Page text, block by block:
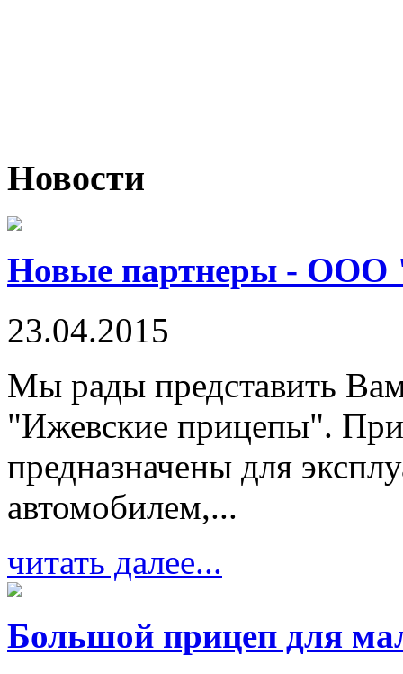
Новости
Новые партнеры - ООО
23.04.2015
Мы рады представить
"Ижевские прицепы".
предназначены для
автомобилем,...
читать далее...
Большой прицеп для